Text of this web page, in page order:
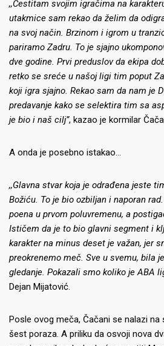
,,Čestitam svojim igračima na
utakmice sam rekao da želim da
na svoj način. Brzinom i igrom u
pariramo Zadru. To je sjajno
dve godine. Prvi preduslov da ekipa
retko se sreće u našoj ligi tim poput
koji igra sjajno. Rekao sam da nam je
predavanje kako se selektira tim sa
je bio i naš cilj”, kazao je kormilar
A onda je posebno istakao…
,,Glavna stvar koja je odrađena jeste
Božiću. To je bio ozbiljan i naporan
poena u prvom poluvremenu, a
Ističem da je to bio glavni segment i
karakter na minus deset je važan, jer
preokrenemo meč. Sve u svemu, bila
gledanje. Pokazali smo koliko je ABA
Dejan Mijatović.
Posle ovog meča, Čačani se nalazi
šest poraza. A priliku da osvoji nova